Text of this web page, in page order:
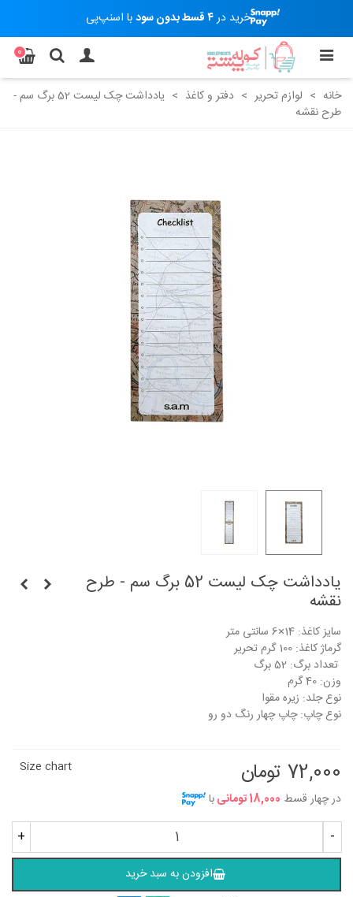
خرید در۴ قسط بدون سود با اسنپ‌پی
0
خانه > لوازم تحریر > دفتر و کاغذ >
یادداشت چک لیست 52 برگ سم -
طرح نقشه
یادداشت چک لیست 52 برگ سم - طرح
نقشه
سایز کاغذ: 14×6 سانتی متر
گرماژ کاغذ: 100 گرم تحریر
تعداد برگ: 52 برگ
وزن: 40 گرم
نوع جلد: زیره مقوا
نوع چاپ: چاپ چهار رنگ دو رو
72,000 تومان
در چهار قسط 18,000 تومانی با
Size chart
-
+
افزودن به سبد خرید